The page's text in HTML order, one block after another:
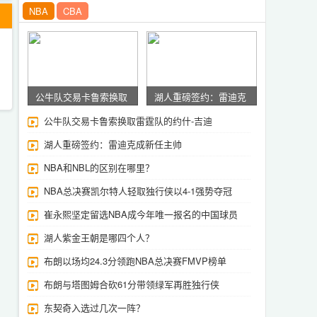
NBA CBA
公牛队交易卡鲁索换取
雷霆队的约什-吉迪
湖人重磅签约：雷迪克
成新任主帅
公牛队交易卡鲁索换取雷霆队的约什-吉迪
湖人重磅签约：雷迪克成新任主帅
NBA和NBL的区别在哪里？
NBA总决赛凯尔特人轻取独行侠以4-1强势夺冠
崔永熙坚定留选NBA成今年唯一报名的中国球员
湖人紫金王朝是哪四个人？
布朗以场均24.3分领跑NBA总决赛FMVP榜单
布朗与塔图姆合砍61分带领绿军再胜独行侠
东契奇入选过几次一阵？